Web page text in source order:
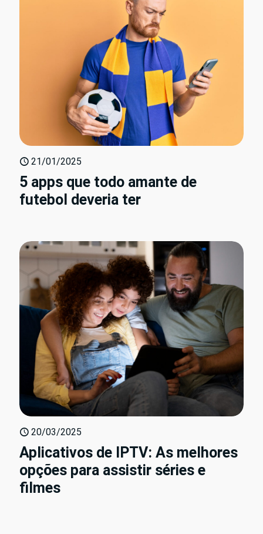
21/01/2025
5 apps que todo amante de
futebol deveria ter
20/03/2025
Aplicativos de IPTV: As melhores
opções para assistir séries e
filmes